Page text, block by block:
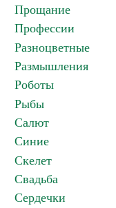
Прощание
Профессии
Разноцветные
Размышления
Роботы
Рыбы
Салют
Синие
Скелет
Свадьба
Сердечки